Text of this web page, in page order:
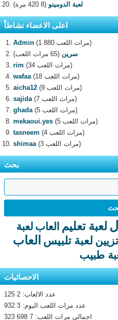
لعبة الدومينو (8 420 مرة)
اعلى الاعضاء نشاطاً
Admin
(1 880 مرات اللعب)
سرين (65 مرات اللعب)
rim
(34 مرات اللعب)
wafaa
(18 مرات اللعب)
aicha12
(9 مرات اللعب)
sajida
(7 مرات اللعب)
ghada
(5 مرات اللعب)
mekaoui.yes
(5 مرات اللعب)
tasneem
(4 مرات اللعب)
shimaa
(3 مرات اللعب)
بحث
لعبة تعليم العاب لعبة
لعبة تلبيس العاب
طبيب
الاحصائيات
عدد الالعاب: 2 125
عدد مرات اللعب اليوم: 3 932
اجمالى مرات اللعب: 7 698 323